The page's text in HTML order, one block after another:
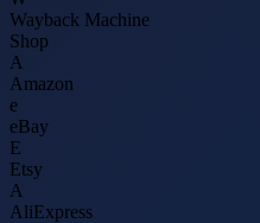
Wayback Machine
Shop
A
Amazon
e
eBay
E
Etsy
A
AliExpress